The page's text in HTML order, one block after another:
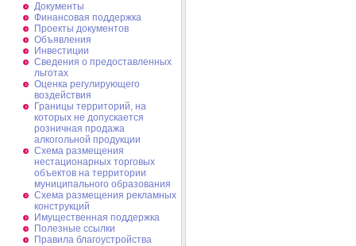
Документы
Финансовая поддержка
Проекты документов
Объявления
Инвестиции
Сведения о предоставленных
льготах
Оценка регулирующего
воздействия
Границы территорий, на
которых не допускается
розничная продажа
алкогольной продукции
Схема размещения
нестационарных торговых
объектов на территории
муниципального образования
Схема размещения рекламных
конструкций
Имущественная поддержка
Полезные ссылки
Правила благоустройства